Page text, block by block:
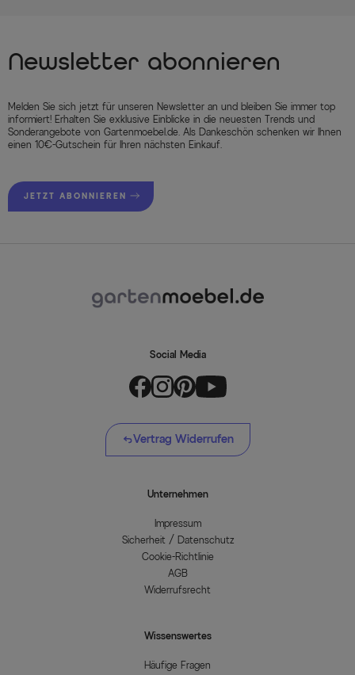
Newsletter abonnieren
Melden Sie sich jetzt für unseren Newsletter an und bleiben Sie immer top
informiert! Erhalten Sie exklusive Einblicke in die neuesten Trends und
Sonderangebote von Gartenmoebel.de. Als Dankeschön schenken wir Ihnen
einen 10€-Gutschein für Ihren nächsten Einkauf.
JETZT ABONNIEREN
Social Media
Vertrag Widerrufen
Unternehmen
Impressum
Sicherheit / Datenschutz
Cookie-Richtlinie
AGB
Widerrufsrecht
Wissenswertes
Häufige Fragen